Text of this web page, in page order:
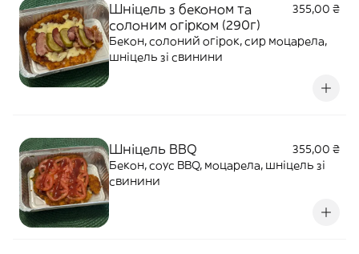
Шніцель з беконом та
солоним огірком (290г)
355,00 ₴
Бекон, солоний огірок, сир моцарела,
шніцель зі свинини
Шніцель BBQ
355,00 ₴
Бекон, соус BBQ, моцарела, шніцель зі
свинини